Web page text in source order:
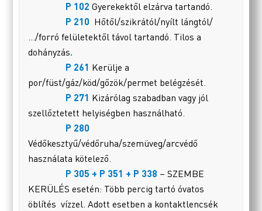
P 102Gyerekektől elzárva tartandó.
P 210 Hőtől/szikrától/nyílt lángtól/
…/forró felületektől távol tartandó. Tilos a
dohányzás.
P 261 Kerülje a
por/füst/gáz/köd/gőzök/permet belégzését.
P 271 Kizárólag szabadban vagy jól
szellőztetett helyiségben használható.
P 280
Védőkesztyű/védőruha/szemüveg/arcvédő
használata kötelező.
P 305 + P 351 + P 338 – SZEMBE
KERÜLÉS esetén: Több percig tartó óvatos
öblítés vízzel. Adott esetben a kontaktlencsék